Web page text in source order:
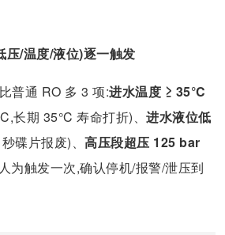
压/温度/液位)逐一触发
普通 RO 多 3 项:进水温度 ≥ 35°C
长期 35°C 寿命打折)、 进水液位低
碟片报废)、 高压段超压 125 bar
为触发一次,确认停机/报警/泄压到